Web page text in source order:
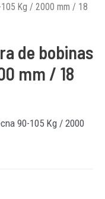
Kg / 2000 mm / 18
de bobinas
mm / 18
90-105 Kg / 2000